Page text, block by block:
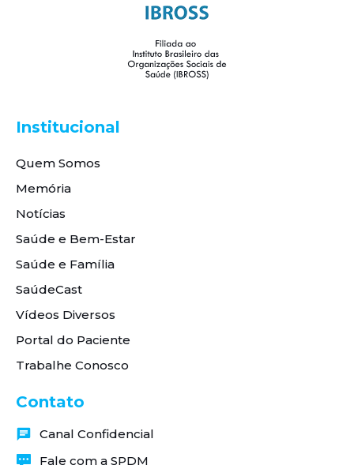
Institucional
Quem Somos
Memória
Notícias
Saúde e Bem-Estar
Saúde e Família
SaúdeCast
Vídeos Diversos
Portal do Paciente
Trabalhe Conosco
Contato
Canal Confidencial
Fale com a SPDM